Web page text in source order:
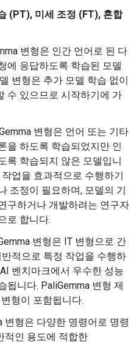
(PT), 미세 조정 (FT), 혼합
변형은 인간 언어로 된 다
에 응답하도록 학습된 모델
변형은 추가 모델 학습 없이
수 있으므로 시작하기에 가
변형은 언어 또는 기타
을 하도록 학습되었지만 인
록 학습되지 않은 모델입니
업을 효과적으로 수행하기
조정이 필요하며, 모델의 기
구하거나 개발하려는 연구자
로 합니다.
변형은 IT 변형으로 간
적으로 특정 작업을 수행하
벤치마크에서 우수한 성능
됩니다. PaliGemma 변형 제
형이 포함됩니다.
변형은 다양한 명령어로 명령
적인 용도에 적합한